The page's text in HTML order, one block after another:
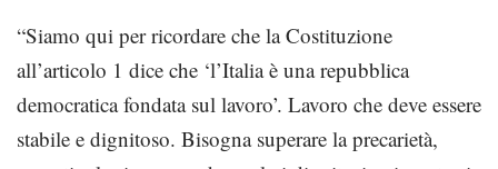
“Siamo qui per ricordare che la Costituzione
all’articolo 1 dice che ‘l’Italia è una repubblica
democratica fondata sul lavoro’. Lavoro che deve essere
stabile e dignitoso. Bisogna superare la precarietà,